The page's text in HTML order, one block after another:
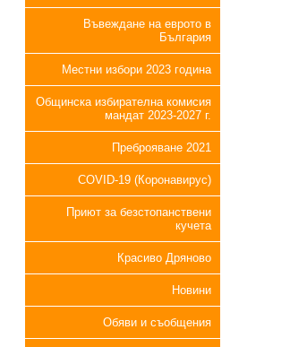
Въвеждане на еврото в
България
Местни избори 2023 година
Общинска избирателна комисия
мандат 2023-2027 г.
Преброяване 2021
COVID-19 (Коронавирус)
Приют за безстопанствени
кучета
Красиво Дряново
Новини
Обяви и съобщения